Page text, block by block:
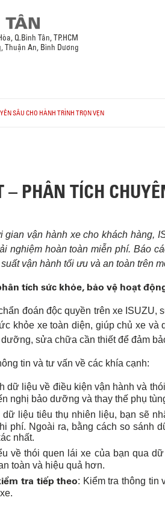
Q.Bình Tân, TP.HCM
Thuận An, Bình Dương
SÂU CHO HÀNH TRÌNH TRỌN VẸN
– PHÂN TÍCH
gian vận hành xe cho khách hàng,
nghiệm hoàn toàn miễn phí. Báo
vận hành tối ưu và an toàn trên
tích sức khỏe, bảo vệ hoạt
đoán độc quyền trên xe
khỏe xe toàn diện, giúp chủ xe
sửa chữa cần thiết để đảm
tin và tư vấn về các khía cạnh:
dữ liệu về điều kiện vận hành và
nghị bảo dưỡng và thay thế phụ
dữ liệu tiêu thụ nhiên liệu, bạn sẽ
phí. Ngoài ra, bằng cách so sánh
nhất.
về thói quen lái xe của bạn qua
toàn và hiệu quả hơn.
tra tiếp theo: Kiểm tra thông tin